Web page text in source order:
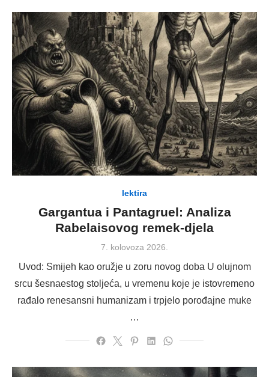
lektira
Gargantua i Pantagruel: Analiza
Rabelaisovog remek-djela
Posted
7. kolovoza 2026.
Uvod: Smijeh kao oružje u zoru novog doba U olujnom
srcu šesnaestog stoljeća, u vremenu koje je istovremeno
rađalo renesansni humanizam i trpjelo porođajne muke
…